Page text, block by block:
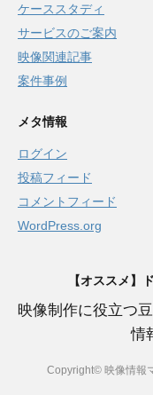
ケーススタディ
サービスのご案内
映像関連記事
案件事例
メタ情報
ログイン
投稿フィード
コメントフィード
WordPress.org
【オススメ】
映像制作に役立つ
情
Copyright© 映像情報